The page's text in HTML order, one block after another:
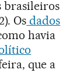
brasileiros
Os dados
havia
que a